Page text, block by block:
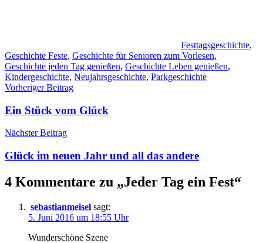
Festtagsgeschichte,
Geschichte Feste, Geschichte für Senioren zum Vorlesen,
Geschichte jeden Tag genießen, Geschichte Leben genießen,
Kindergeschichte, Neujahrsgeschichte, Parkgeschichte
Beitragsnavigation
Vorheriger Beitrag
Ein Stück vom Glück
Nächster Beitrag
Glück im neuen Jahr und all das andere
4 Kommentare zu „Jeder Tag ein Fest“
sebastianmeisel sagt:
5. Juni 2016 um 18:55 Uhr
Wunderschöne Szene